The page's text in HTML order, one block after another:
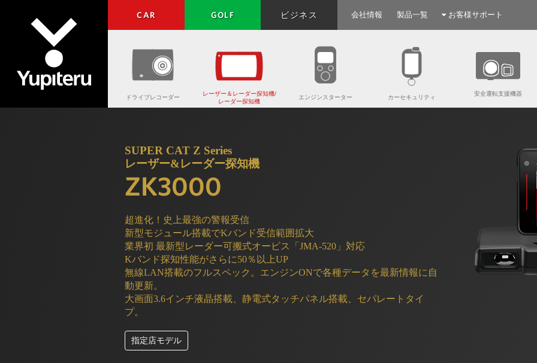
CAR GOLF ビジネス 会社情報 製品一覧 お客様サポート
ドライブレコーダー
レーザー＆レーダー探知機/
レーダー探知機
エンジンスターター カーセキュリティ
安全運転支援機器
SUPER CAT Z Series
レーザー&レーダー探知機
ZK3000
超進化！史上最強の警報受信
新型モジュール搭載でKバンド受信範囲拡大
業界初 最新型レーダー可搬式オービス「JMA-520」対応
Kバンド探知性能がさらに50％以上UP
無線LAN搭載のフルスペック。エンジンONで各種データを最新情報に自
動更新。
大画面3.6インチ液晶搭載、静電式タッチパネル搭載、セパレートタイ
プ。
指定店モデル